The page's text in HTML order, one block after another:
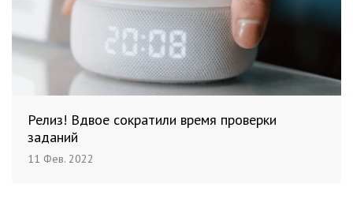
Релиз! Вдвое сократили время проверки
заданий
11 Фев. 2022